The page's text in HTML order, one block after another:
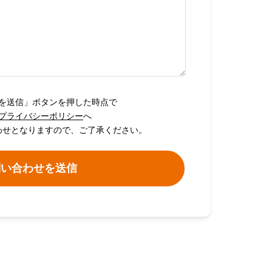
送信」ボタンを押した時点で
ライバシーポリシーへ
となりますので、ご了承ください。
合わせを送信